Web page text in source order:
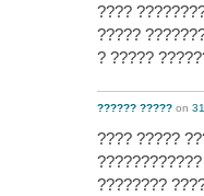
????
?????
? ?????
?????? ????? on
???? ?????
????????